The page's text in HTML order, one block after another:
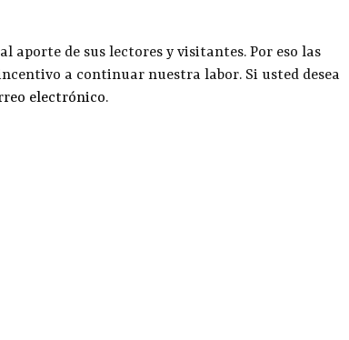
aporte de sus lectores y visitantes. Por eso las
a continuar nuestra labor. Si usted desea
electrónico.